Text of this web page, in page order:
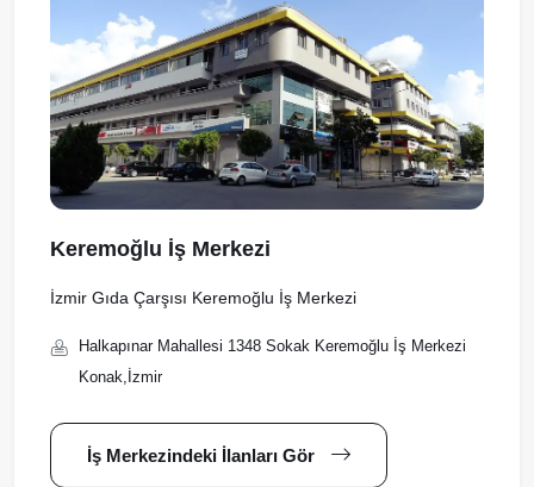
Keremoğlu İş Merkezi
İzmir Gıda Çarşısı Keremoğlu İş Merkezi
Halkapınar Mahallesi 1348 Sokak Keremoğlu İş Merkezi
Konak,İzmir
İş Merkezindeki İlanları Gör